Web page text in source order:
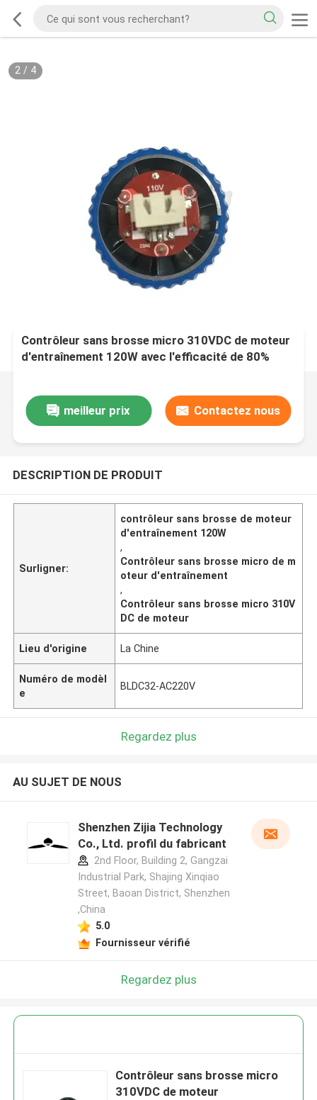
2/ 4
Contrôleur sans brosse micro 310VDC de moteur
d'entraînement 120W avec l'efficacité de 80%
meilleur prix Contactez nous
DESCRIPTION DE PRODUIT
Surligner:
contrôleur sans brosse de moteur
d'entraînement 120W
,
Contrôleur sans brosse micro de m
oteur d'entraînement
,
Contrôleur sans brosse micro 310V
DC de moteur
Lieu d'origine La Chine
Numéro de modèl
e
BLDC32-AC220V
Regardez plus
AU SUJET DE NOUS
Shenzhen Zijia Technology
Co., Ltd. profil du fabricant
2nd Floor, Building 2, Gangzai
Industrial Park, Shajing Xinqiao
Street, Baoan District, Shenzhen
,China
5.0
Fournisseur vérifié
Regardez plus
Contrôleur sans brosse micro
310VDC de moteur